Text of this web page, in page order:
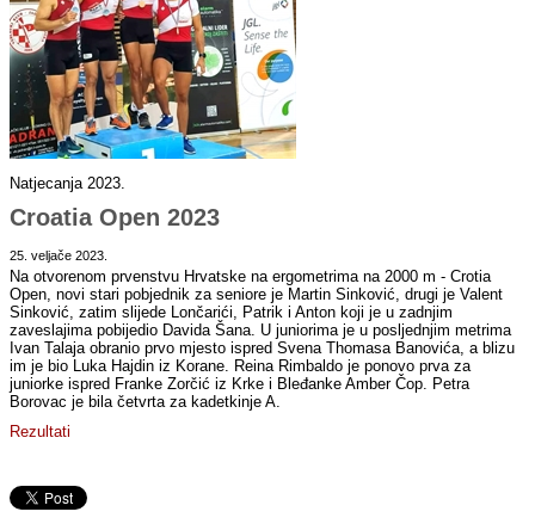
Natjecanja 2023.
Croatia Open 2023
25. veljače 2023.
Na otvorenom prvenstvu Hrvatske na ergometrima na 2000 m - Crotia
Open, novi stari pobjednik za seniore je Martin Sinković, drugi je Valent
Sinković, zatim slijede Lončarići, Patrik i Anton koji je u zadnjim
zaveslajima pobijedio Davida Šana. U juniorima je u posljednjim metrima
Ivan Talaja obranio prvo mjesto ispred Svena Thomasa Banovića, a blizu
im je bio Luka Hajdin iz Korane. Reina Rimbaldo je ponovo prva za
juniorke ispred Franke Zorčić iz Krke i Bleđanke Amber Čop. Petra
Borovac je bila četvrta za kadetkinje A.
Rezultati